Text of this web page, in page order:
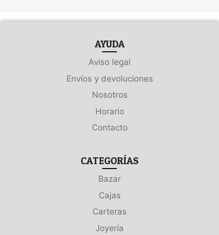
AYUDA
Aviso legal
Envíos y devoluciones
Nosotros
Horario
Contacto
CATEGORÍAS
Bazar
Cajas
Carteras
Joyería